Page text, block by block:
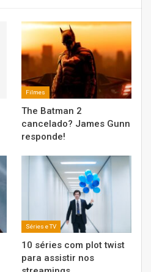
Filmes
The Batman 2
cancelado? James Gunn
responde!
Séries e TV
10 séries com plot twist
para assistir nos